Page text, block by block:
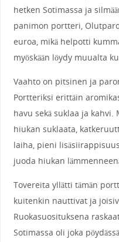
hetken Sotimassa ja
panimon portteri,
euroa, mikä helpotti
myöskään löydy muualta
Vaahto on pitsinen ja
Portteriksi erittäin
havu sekä suklaa ja
hiukan suklaata,
laiha, pieni
juoda hiukan
Tovereita yllätti tämän
kuitenkin nauttivat ja
Ruokasuosituksena
Sotimassa oli joka